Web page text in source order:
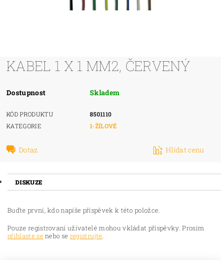
KABEL 1 X 1 MM2, ČERVENÝ
Dostupnost Skladem
KÓD PRODUKTU
8501110
KATEGORIE
1-ŽÍLOVÉ
Dotaz Hlídat cenu
DISKUZE
Buďte první, kdo napíše příspěvek k této položce.
Pouze registrovaní uživatelé mohou vkládat příspěvky. Prosím
přihlaste senebo se registrujte.